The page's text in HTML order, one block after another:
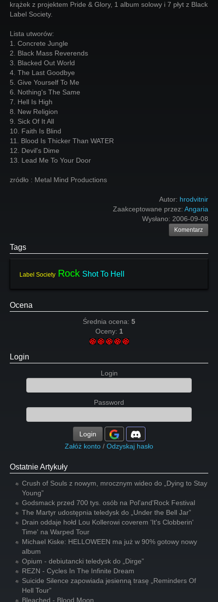
krążek z projektem Pride & Glory, 1 album solowy i 7 płyt z Black
Label Society.
Lista utworów:
1. Concrete Jungle
2. Black Mass Reverends
3. Blacked Out World
4. The Last Goodbye
5. Give Yourself To Me
6. Nothing's The Same
7. Hell Is High
8. New Religion
9. Sick Of It All
10. Faith Is Blind
11. Blood Is Thicker Than WATER
12. Devil's Dime
13. Lead Me To Your Door
zródło : Metal Mind Productions
Autor: hrodvitnir
Zaakceptowane przez: Angaria
Wysłano: 2006-09-08
Komentarz
Tags
Label Society Rock Shot To Hell
Ocena
Średnia ocena: 5
Oceny: 1
Login
Login
Password
Login
Załóż konto / Odzyskaj hasło
Ostatnie Artykuły
Crush of Souls z nowym, mrocznym wideo do „Dying to Stay
Young”
Godsmack przed 700 tys. osób na Pol'and'Rock Festival
The Martyr udostępnia teledysk do „Under the Bell Jar”
Drain oddaje hołd Lou Kollerowi coverem 'It's Clobberin'
Time' na Warped Tour
Michael Kiske: HELLOWEEN ma już w 90% gotowy nowy
album
Opium - debiutancki teledysk do „Dirge”
REZN - Cycles In The Infinite Dream
Suicide Silence zapowiada jesienną trasę „Reminders Of
Hell Tour”
Bleached - Blood Moon